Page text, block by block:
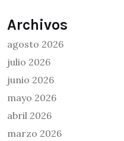
Archivos
agosto 2026
julio 2026
junio 2026
mayo 2026
abril 2026
marzo 2026